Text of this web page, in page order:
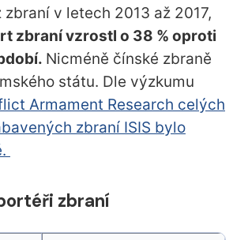
v letech 2013 až 2017,
zbraní vzrostl o 38 % oproti
Nicméně čínské zbraně
státu. Dle výzkumu
Armament Research celých
zbraní ISIS bylo
zbraní